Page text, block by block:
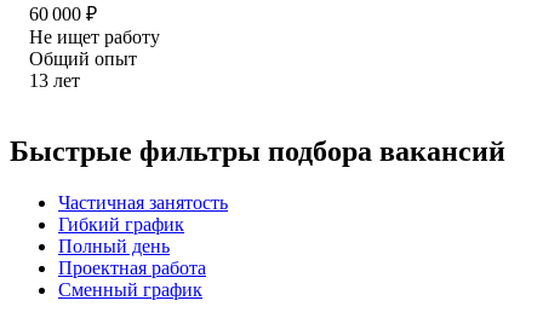
60 000 ₽
Не ищет работу
Общий опыт
13 лет
Быстрые фильтры подбора вакансий
Частичная занятость
Гибкий график
Полный день
Проектная работа
Сменный график